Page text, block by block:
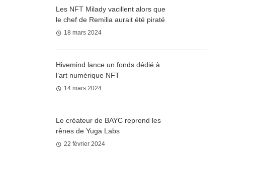
Les NFT Milady vacillent alors que
le chef de Remilia aurait été piraté
18 mars 2024
Hivemind lance un fonds dédié à
l’art numérique NFT
14 mars 2024
Le créateur de BAYC reprend les
rênes de Yuga Labs
22 février 2024